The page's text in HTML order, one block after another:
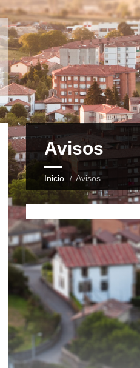
Avisos
Inicio Avisos